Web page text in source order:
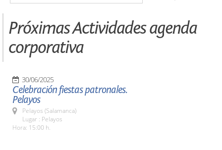
Próximas Actividades agenda
corporativa
30/06/2025
Celebración fiestas patronales.
Pelayos
Pelayos (Salamanca)
Lugar : Pelayos
Hora: 15:00 h.